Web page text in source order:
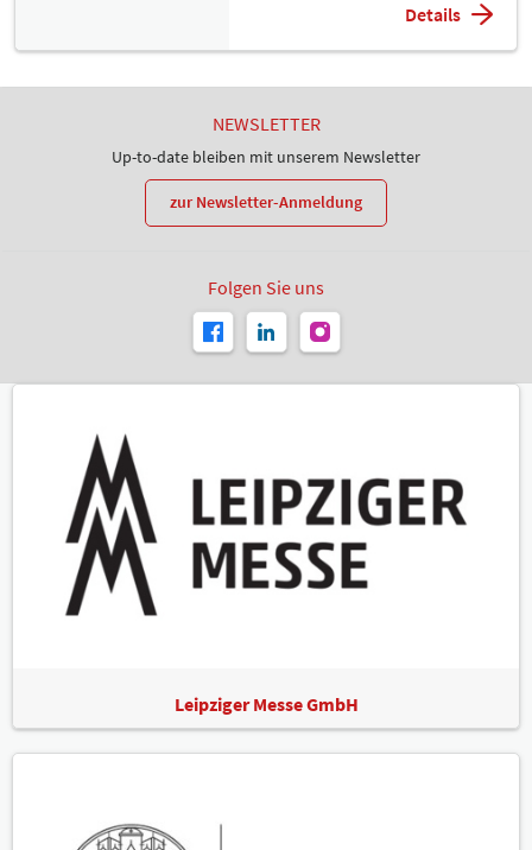
Details
NEWSLETTER
Up-to-date bleiben mit unserem Newsletter
zur Newsletter-Anmeldung
Folgen Sie uns
Leipziger Messe GmbH